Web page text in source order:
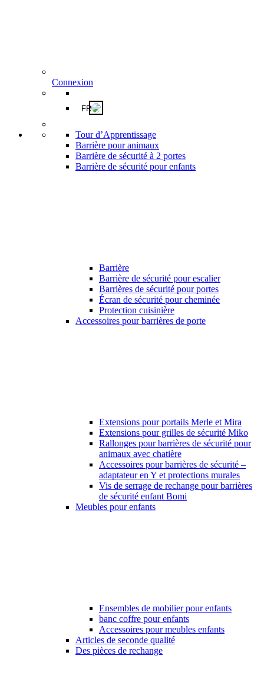
Connexion
FR
Tour d’Apprentissage
Barrière pour animaux
Barrière de sécurité à 2 portes
Barrière de sécurité pour enfants
Barrière
Barrière de sécurité pour escalier
Barrières de sécurité pour portes
Écran de sécurité pour cheminée
Protection cuisinière
Accessoires pour barrières de porte
Extensions pour portails Merle et Mira
Extensions pour grilles de sécurité Miko
Rallonges pour barrières de sécurité pour
animaux avec chatière
Accessoires pour barrières de sécurité –
adaptateur en Y et protections murales
Vis de serrage de rechange pour barrières
de sécurité enfant Bomi
Meubles pour enfants
Ensembles de mobilier pour enfants
banc coffre pour enfants
Accessoires pour meubles enfants
Articles de seconde qualité
Des pièces de rechange